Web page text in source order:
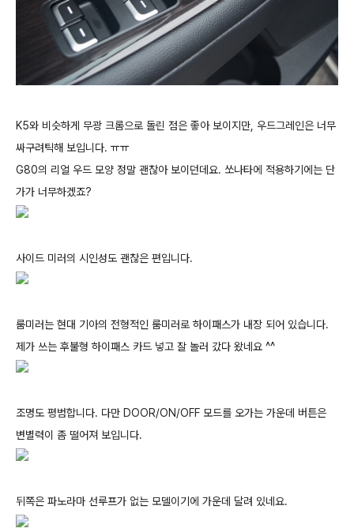
K5와 비슷하게 무광 크롬으로 돌린 점은 좋아 보이지만, 우드그레인은 너무
싸구려틱해 보입니다. ㅠㅠ
G80의 리얼 우드 모양 정말 괜찮아 보이던데요. 쏘나타에 적용하기에는 단
가가 너무하겠죠?
사이드 미러의 시인성도 괜찮은 편입니다.
룸미러는 현대 기아의 전형적인 룸미러로 하이패스가 내장 되어 있습니다.
제가 쓰는 후불형 하이패스 카드 넣고 잘 놀러 갔다 왔네요 ^^
조명도 평범합니다. 다만 DOOR/ON/OFF 모드를 오가는 가운데 버튼은
변별력이 좀 떨어져 보입니다.
뒤쪽은 파노라마 선루프가 없는 모델이기에 가운데 달려 있네요.